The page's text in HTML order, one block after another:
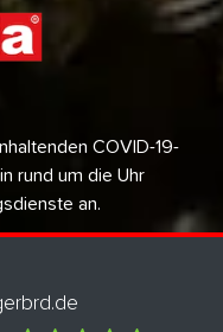
COVID-19-
rund um die Uhr
an.